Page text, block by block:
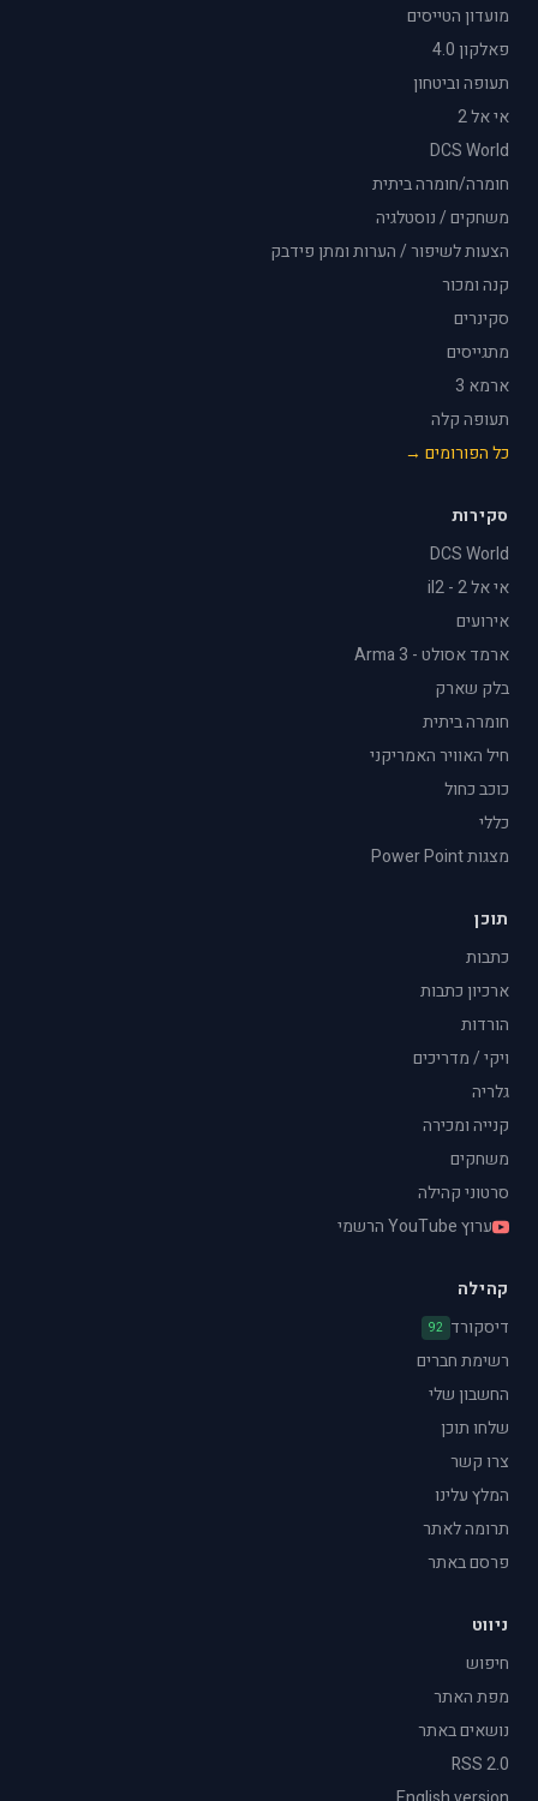
מועדון הטייסים
פאלקון 4.0
תעופה וביטחון
אי אל 2
DCS World
חומרה/חומרה ביתית
משחקים / נוסטלגיה
הצעות לשיפור / הערות ומתן פידבק
קנה ומכור
סקינרים
מתגייסים
ארמא 3
תעופה קלה
כל הפורומים →
סקירות
DCS World
אי אל 2 - il2
אירועים
ארמד אסולט - Arma 3
בלק שארק
חומרה ביתית
חיל האוויר האמריקני
כוכב כחול
כללי
מצגות Power Point
תוכן
כתבות
ארכיון כתבות
הורדות
ויקי / מדריכים
גלריה
קנייה ומכירה
משחקים
סרטוני קהילה
ערוץ YouTube הרשמי
קהילה
דיסקורד 92
רשימת חברים
החשבון שלי
שלחו תוכן
צרו קשר
המלץ עלינו
תרומה לאתר
פרסם באתר
ניווט
חיפוש
מפת האתר
נושאים באתר
RSS 2.0